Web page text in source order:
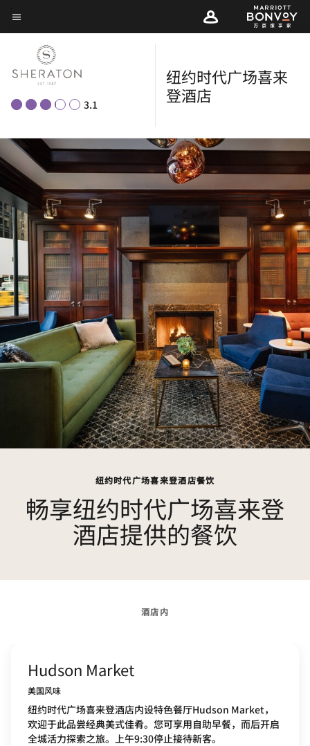
Skip
to
main
content
菜单文本
3.1
纽约时代广场喜来
登酒店
纽约时代广场喜来登酒店餐饮
畅享纽约时代广场喜来登
酒店提供的餐饮
酒店内
Hudson Market
美国风味
纽约时代广场喜来登酒店内设特色餐厅Hudson Market，
欢迎于此品尝经典美式佳肴。您可享用自助早餐，而后开启
全城活力探索之旅。上午9:30停止接待新客。